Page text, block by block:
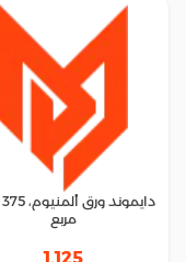
مربع